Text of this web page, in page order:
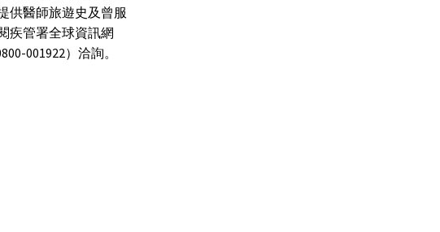
供醫師旅遊史及曾服
疾管署全球資訊網
001922）洽詢。